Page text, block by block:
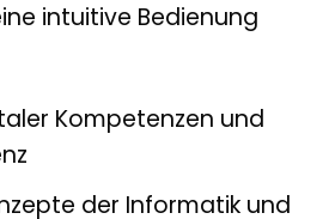
intuitive Bedienung
Kompetenzen und
der Informatik und